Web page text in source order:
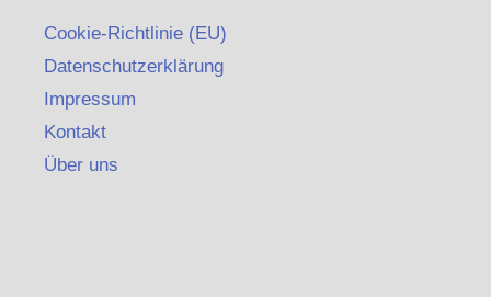
Cookie-Richtlinie (EU)
Datenschutzerklärung
Impressum
Kontakt
Über uns